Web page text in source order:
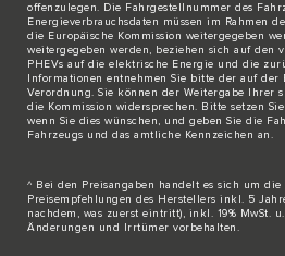
offenzulegen. Die Fahrgestellnummer des
Energieverbrauchsdaten müssen im Rahmen
die Europäische Kommission weitergegeben
weitergegeben werden, beziehen sich auf den
PHEVs auf die elektrische Energie und die
Informationen entnehmen Sie bitte der auf der
Verordnung. Sie können der Weitergabe Ihrer
die Kommission widersprechen. Bitte setzen
wenn Sie dies wünschen, und geben Sie die
Fahrzeugs und das amtliche Kennzeichen an.
^ Bei den Preisangaben handelt es sich um
Preisempfehlungen des Herstellers inkl. 5
nachdem, was zuerst eintritt), inkl. 19% MwSt.
Änderungen und Irrtümer vorbehalten.